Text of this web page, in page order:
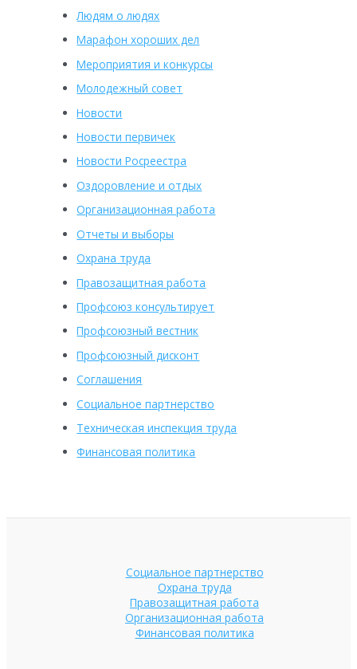
Людям о людях
Марафон хороших дел
Мероприятия и конкурсы
Молодежный совет
Новости
Новости первичек
Новости Росреестра
Оздоровление и отдых
Организационная работа
Отчеты и выборы
Охрана труда
Правозащитная работа
Профсоюз консультирует
Профсоюзный вестник
Профсоюзный дисконт
Соглашения
Социальное партнерство
Техническая инспекция труда
Финансовая политика
Социальное партнерство
Охрана труда
Правозащитная работа
Организационная работа
Финансовая политика